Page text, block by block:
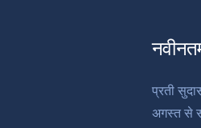
प्रती
अगस्त से